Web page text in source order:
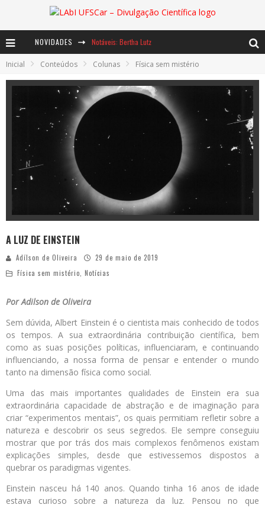
NOVIDADES Notáveis: Bertha Lutz
Ents: a voz das florestas
Inicial Conteúdos Colunas Física sem mistério
A LUZ DE EINSTEIN
Adílson de Oliveira
29 de maio de 2019
Física sem mistério Notícias
Por Adilson de Oliveira
Sem dúvida, Albert Einstein é o cientista mais conhecido de todos
os tempos. A sua extraordinária contribuição científica, bem
como as suas posições políticas, influenciaram, e continuando
influenciando, a nossa forma de pensar e entender o mundo
tanto na dimensão física como social.
Uma das mais importantes qualidades de Einstein era sua
extraordinária capacidade de abstração e de imaginação para
criar “experimentos mentais”, os quais permitiam refletir sobre a
natureza e descobrir os seus segredos. Ele sempre conseguiu
mostrar que por trás dos mais complexos fenômenos existam
explicações simples, desde que estivessemos dispostos a
quebrar os paradigmas vigentes.
Einstein nasceu há 140 anos. Quando tinha 16 anos de idade
estava curioso sobre a natureza da luz. Pensou no que